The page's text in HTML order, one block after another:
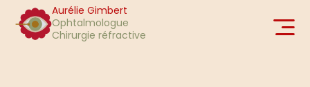
Aurélie Gimbert
Ophtalmologue
Chirurgie réfractive